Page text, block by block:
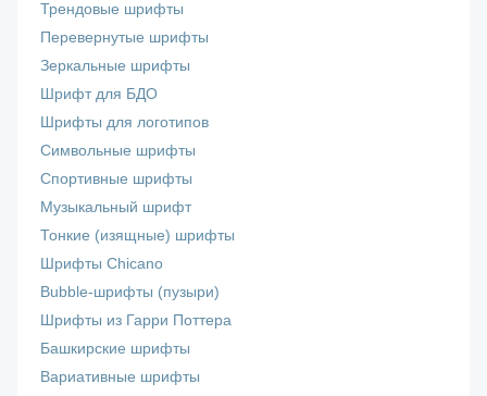
Трендовые шрифты
Перевернутые шрифты
Зеркальные шрифты
Шрифт для БДО
Шрифты для логотипов
Символьные шрифты
Спортивные шрифты
Музыкальный шрифт
Тонкие (изящные) шрифты
Шрифты Chicano
Bubble-шрифты (пузыри)
Шрифты из Гарри Поттера
Башкирские шрифты
Вариативные шрифты